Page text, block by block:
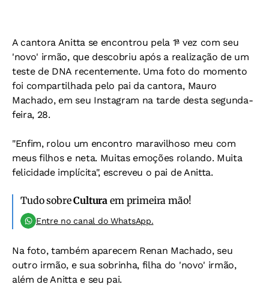
A cantora Anitta se encontrou pela 1ª vez com seu
'novo' irmão, que descobriu após a realização de um
teste de DNA recentemente. Uma foto do momento
foi compartilhada pelo pai da cantora, Mauro
Machado, em seu Instagram na tarde desta segunda-
feira, 28.
"Enfim, rolou um encontro maravilhoso meu com
meus filhos e neta. Muitas emoções rolando. Muita
felicidade implícita", escreveu o pai de Anitta.
Tudo sobreCultura em primeira mão!
Entre no canal do WhatsApp.
Na foto, também aparecem Renan Machado, seu
outro irmão, e sua sobrinha, filha do 'novo' irmão,
além de Anitta e seu pai.